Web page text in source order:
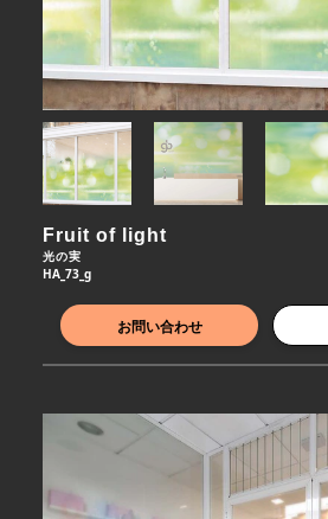
Fruit of light
光の実
HA_73_g
お問い合わせ